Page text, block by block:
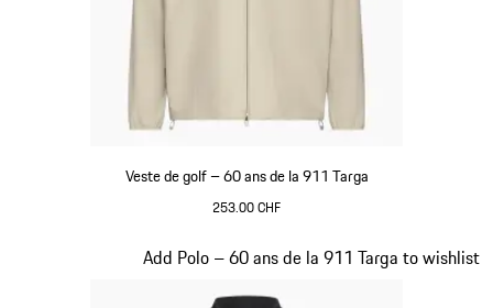
Veste de golf – 60 ans de la 911 Targa
253.00 CHF
Add Polo – 60 ans de la 911 Targa to wishlist
Diapositive 8 sur 20